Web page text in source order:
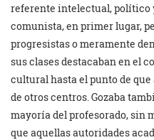
referente intelectual, político
comunista, en primer lugar,
progresistas o meramente
sus clases destacaban en el
cultural hasta el punto de
de otros centros. Gozaba
mayoría del profesorado, sin
que aquellas autoridades